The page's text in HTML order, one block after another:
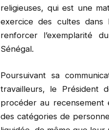
religieuses, qui est une
exercice des cultes
renforcer l’exemplarité
Sénégal.
Poursuivant sa
travailleurs, le Président
procéder au recensement
des catégories de